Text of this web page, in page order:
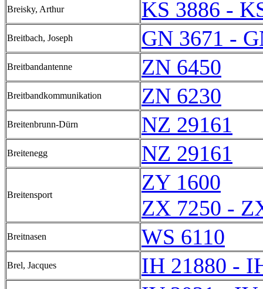
Breisky, Arthur KS 3886 -
Breitbach, Joseph GN 3671 -
Breitbandantenne ZN 6450
Breitbandkommunikation ZN 6230
Breitenbrunn-Dürn NZ 29161
Breitenegg NZ 29161
Breitensport
ZY 1600
ZX 7250 -
Breitnasen WS 6110
Brel, Jacques
IH 21880 -